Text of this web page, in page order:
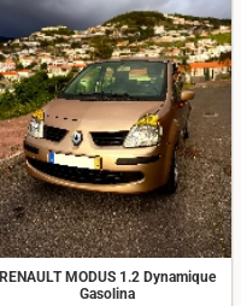
RENAULT MODUS 1.2 Dynamique
Gasolina